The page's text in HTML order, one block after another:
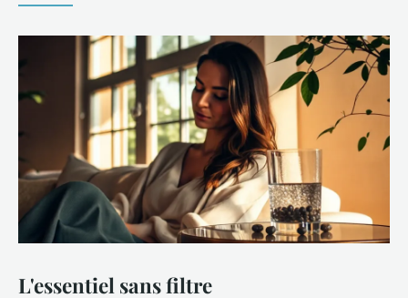
L'essentiel sans filtre